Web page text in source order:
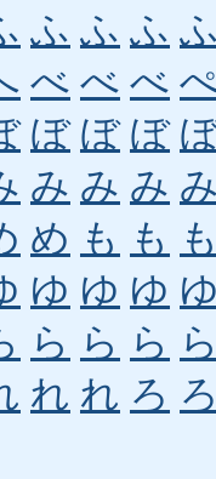
ふ ふ ふ
べ べ べ
ぼ ぼ ぼ
み み み
め も も
ゆ ゆ ゆ
ら ら ら
れ れ ろ